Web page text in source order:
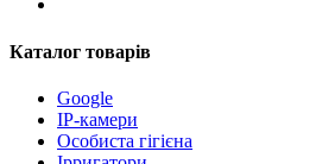
Каталог товарів
Google
IP-камери
Особиста гігієна